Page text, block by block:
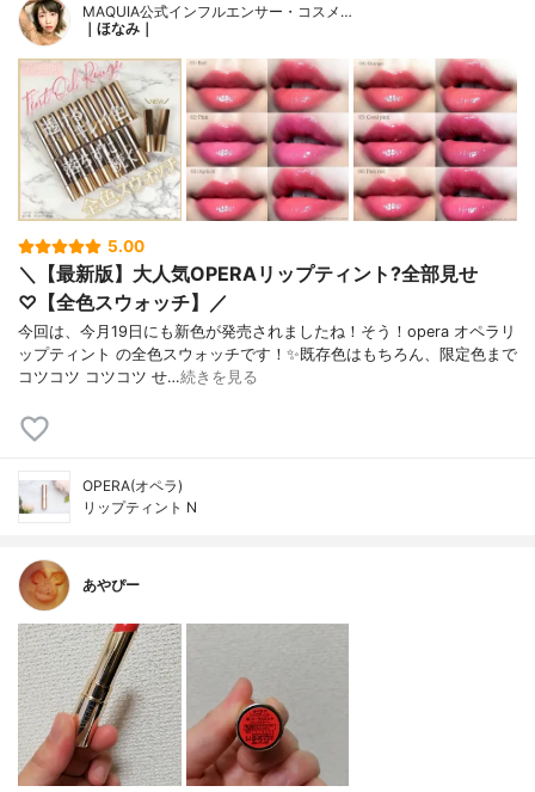
MAQUIA公式インフルエンサー・コスメ…
｜ほなみ｜
5.00
＼【最新版】大人気OPERAリップティント?全部見せ
♡【全色スウォッチ】／
今回は、今月19日にも新色が発売されましたね！そう！opera オペラリ
ップティント の全色スウォッチです！✨既存色はもちろん、限定色まで
コツコツ コツコツ せ…続きを見る
OPERA(オペラ)
リップティント N
あやぴー